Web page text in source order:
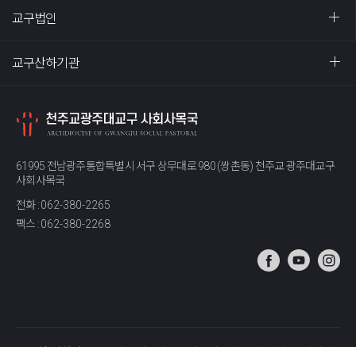
교구법인
교구산하기관
61995 전남광주통합특별시 서구 상무대로 980 (쌍촌동) 천주교 광주대교구
사회사목국
전화 :062-380-2265
팩스 :062-380-2268